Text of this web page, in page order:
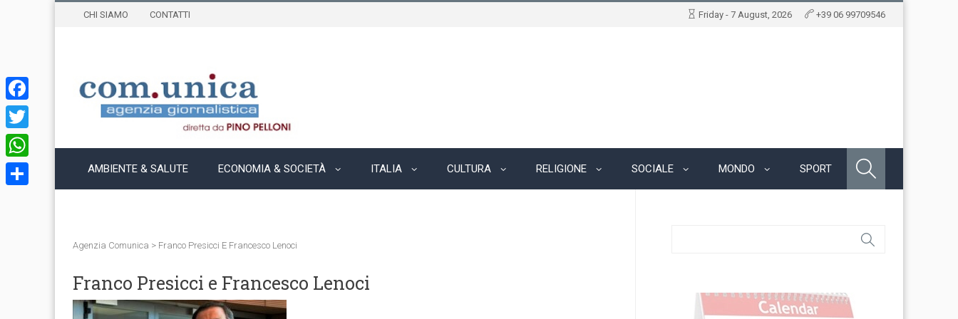
CHI SIAMO CONTATTI Friday - 7 August, 2026 +39 06 99709546
AMBIENTE & SALUTE ECONOMIA & SOCIETÀ ITALIA CULTURA RELIGIONE SOCIALE MONDO SPORT
Agenzia Comunica > Franco Presicci E Francesco Lenoci
Franco Presicci e Francesco Lenoci
Facebook
Twitter
WhatsApp